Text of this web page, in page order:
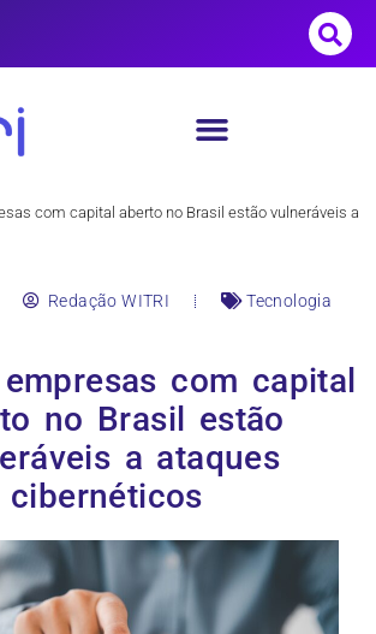
com capital aberto no Brasil estão vulneráveis a
Redação WITRI Tecnologia
com capital
no Brasil estão
a ataques
cibernéticos